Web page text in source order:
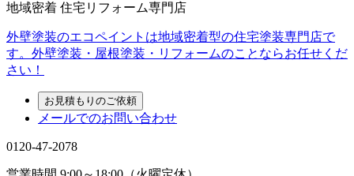
地域密着 住宅リフォーム専門店
外壁塗装のエコペイントは地域密着型の住宅塗装専門店で
す。外壁塗装・屋根塗装・リフォームのことならお任せくだ
さい！
お見積もりのご依頼
メールでのお問い合わせ
0120-47-2078